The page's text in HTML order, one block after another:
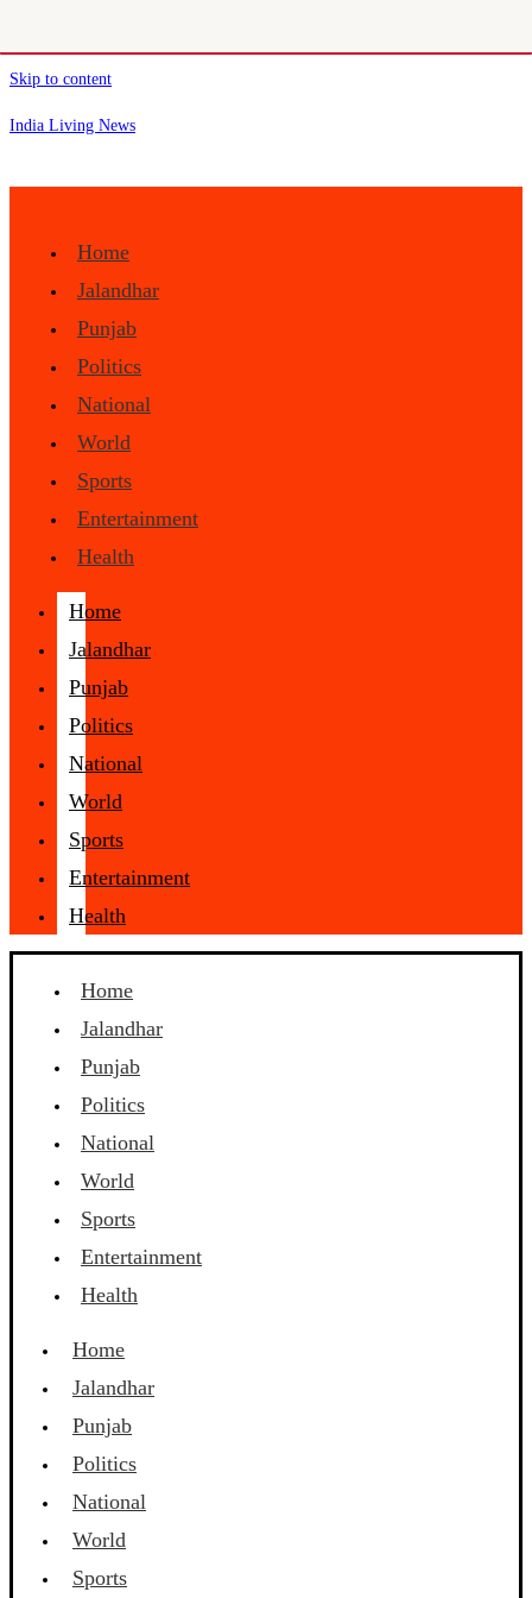
Skip to content
India Living News
Home
Jalandhar
Punjab
Politics
National
World
Sports
Entertainment
Health
Home
Jalandhar
Punjab
Politics
National
World
Sports
Entertainment
Health
Home
Jalandhar
Punjab
Politics
National
World
Sports
Entertainment
Health
Home
Jalandhar
Punjab
Politics
National
World
Sports